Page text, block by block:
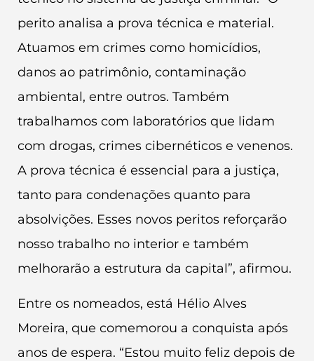
perito analisa a prova técnica e material.
Atuamos em crimes como homicídios,
danos ao patrimônio, contaminação
ambiental, entre outros. Também
trabalhamos com laboratórios que lidam
com drogas, crimes cibernéticos e venenos.
A prova técnica é essencial para a justiça,
tanto para condenações quanto para
absolvições. Esses novos peritos reforçarão
nosso trabalho no interior e também
melhorarão a estrutura da capital”, afirmou.
Entre os nomeados, está Hélio Alves
Moreira, que comemorou a conquista após
anos de espera. “Estou muito feliz depois de